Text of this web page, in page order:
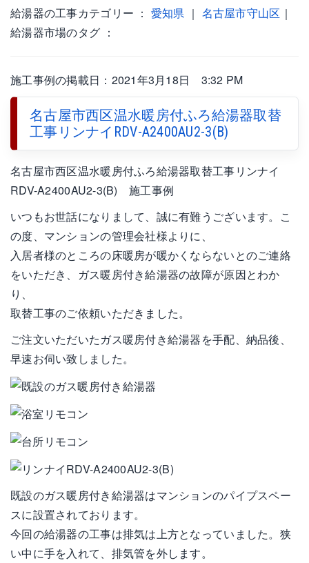
給湯器の工事カテゴリー ： 愛知県 ｜ 名古屋市守山区 ｜
給湯器市場のタグ ：
施工事例の掲載日：2021年3月18日 3:32 PM
名古屋市西区温水暖房付ふろ給湯器取替
工事リンナイRDV-A2400AU2-3(B)
名古屋市西区温水暖房付ふろ給湯器取替工事リンナイ
RDV-A2400AU2-3(B) 施工事例
いつもお世話になりまして、誠に有難うございます。こ
の度、マンションの管理会社様よりに、
入居者様のところの床暖房が暖かくならないとのご連絡
をいただき、ガス暖房付き給湯器の故障が原因とわか
り、
取替工事のご依頼いただきました。
ご注文いただいたガス暖房付き給湯器を手配、納品後、
早速お伺い致しました。
既設のガス暖房付き給湯器はマンションのパイプスペー
スに設置されております。
今回の給湯器の工事は排気は上方となっていました。狭
い中に手を入れて、排気管を外します。